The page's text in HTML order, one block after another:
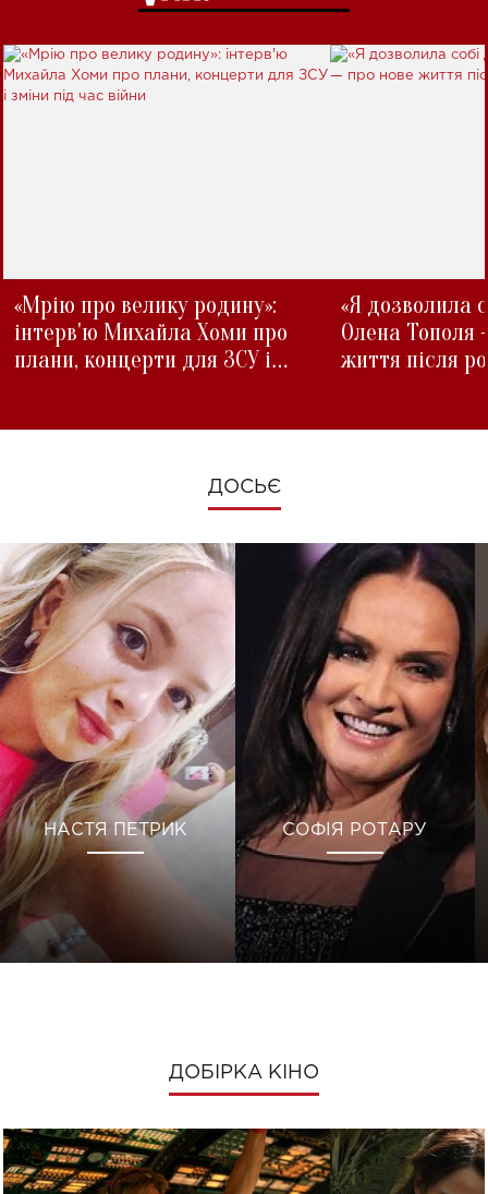
«Мрію про велику родину»:
інтерв'ю Михайла Хоми про
плани, концерти для ЗСУ і
«Я дозволила
Олена Тополя
життя після
ДОСЬЄ
НАСТЯ ПЕТРИК СОФІЯ РОТАРУ
ДОБІРКА КІНО